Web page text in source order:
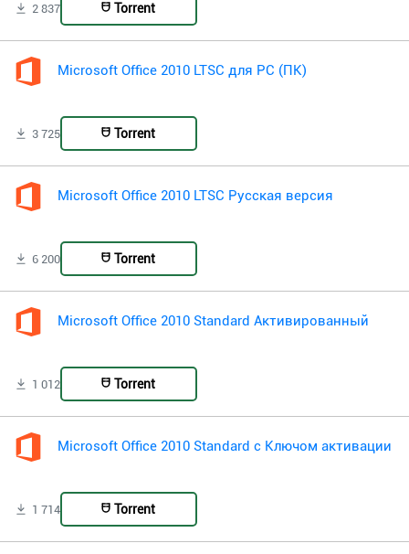
2 837 Torrent
Microsoft Office 2010 LTSC для PC (ПК)
3 725 Torrent
Microsoft Office 2010 LTSC Русская версия
6 200 Torrent
Microsoft Office 2010 Standard Активированный
1 012 Torrent
Microsoft Office 2010 Standard с Ключом активации
1 714 Torrent